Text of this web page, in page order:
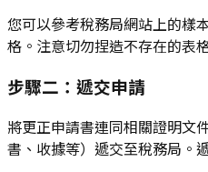
您可以參考稅務局網站上的樣
格。注意切勿捏造不存在的表
步驟二：遞交申請
將更正申請書連同相關證明文
書、收據等）遞交至稅務局。